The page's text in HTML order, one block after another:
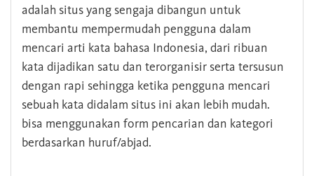
adalah situs yang sengaja dibangun untuk
membantu mempermudah pengguna dalam
mencari arti kata bahasa Indonesia, dari ribuan
kata dijadikan satu dan terorganisir serta tersusun
dengan rapi sehingga ketika pengguna mencari
sebuah kata didalam situs ini akan lebih mudah.
bisa menggunakan form pencarian dan kategori
berdasarkan huruf/abjad.